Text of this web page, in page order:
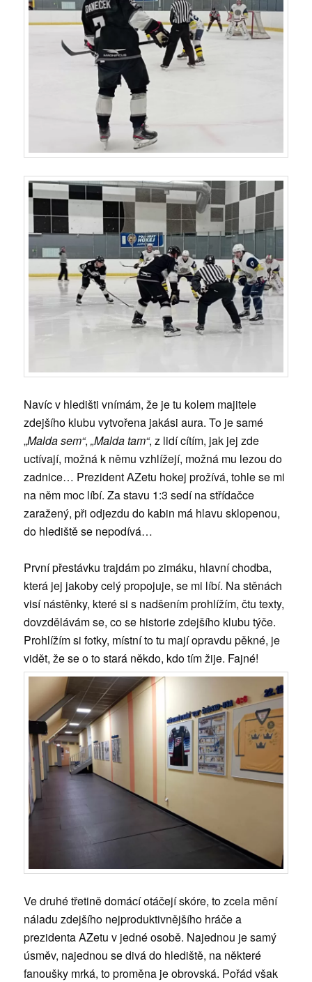
Navíc v hledišti vnímám, že je tu kolem majitele
zdejšího klubu vytvořena jakási aura. To je samé
„Malda sem“,„Malda tam“, z lidí cítím, jak jej zde
uctívají, možná k němu vzhlížejí, možná mu lezou do
zadnice… Prezident AZetu hokej prožívá, tohle se mi
na něm moc líbí. Za stavu 1:3 sedí na střídačce
zaražený, při odjezdu do kabin má hlavu sklopenou,
do hlediště se nepodívá…
První přestávku trajdám po zimáku, hlavní chodba,
která jej jakoby celý propojuje, se mi líbí. Na stěnách
visí nástěnky, které si s nadšením prohlížím, čtu texty,
dovzdělávám se, co se historie zdejšího klubu týče.
Prohlížím si fotky, místní to tu mají opravdu pěkné, je
vidět, že se o to stará někdo, kdo tím žije. Fajné!
Ve druhé třetině domácí otáčejí skóre, to zcela mění
náladu zdejšího nejproduktivnějšího hráče a
prezidenta AZetu v jedné osobě. Najednou je samý
úsměv, najednou se divá do hlediště, na některé
fanoušky mrká, to proměna je obrovská. Pořád však